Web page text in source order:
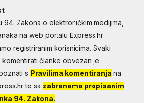
94. Zakona o elektroničkim medijima,
na web portalu Express.hr
registriranim korisnicima. Svaki
članke obvezan je
s Pravilima komentiranja na
te sa zabranama propisanim
94. Zakona.